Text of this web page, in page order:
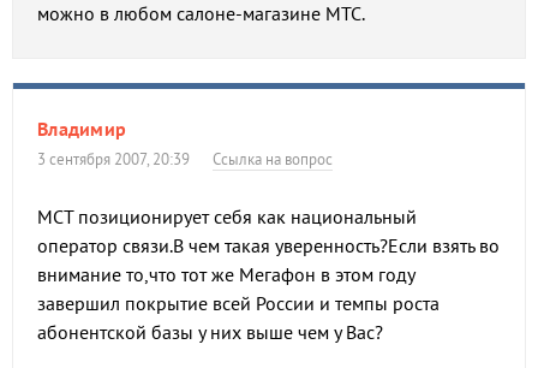
можно в любом салоне-магазине МТС.
Владимир
3 сентября 2007, 20:39 Ссылка на вопрос
МСТ позиционирует себя как национальный
оператор связи.В чем такая уверенность?Если взять во
внимание то,что тот же Мегафон в этом году
завершил покрытие всей России и темпы роста
абонентской базы у них выше чем у Вас?